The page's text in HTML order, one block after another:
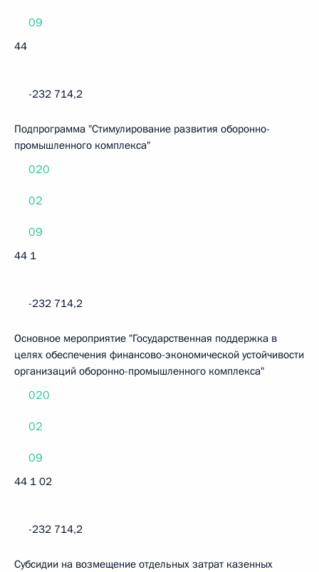
09
44
-232 714,2
Подпрограмма "Стимулирование развития оборонно-
промышленного комплекса"
020
02
09
44 1
-232 714,2
Основное мероприятие "Государственная поддержка в
целях обеспечения финансово-экономической устойчивости
организаций оборонно-промышленного комплекса"
020
02
09
44 1 02
-232 714,2
Субсидии на возмещение отдельных затрат казенных